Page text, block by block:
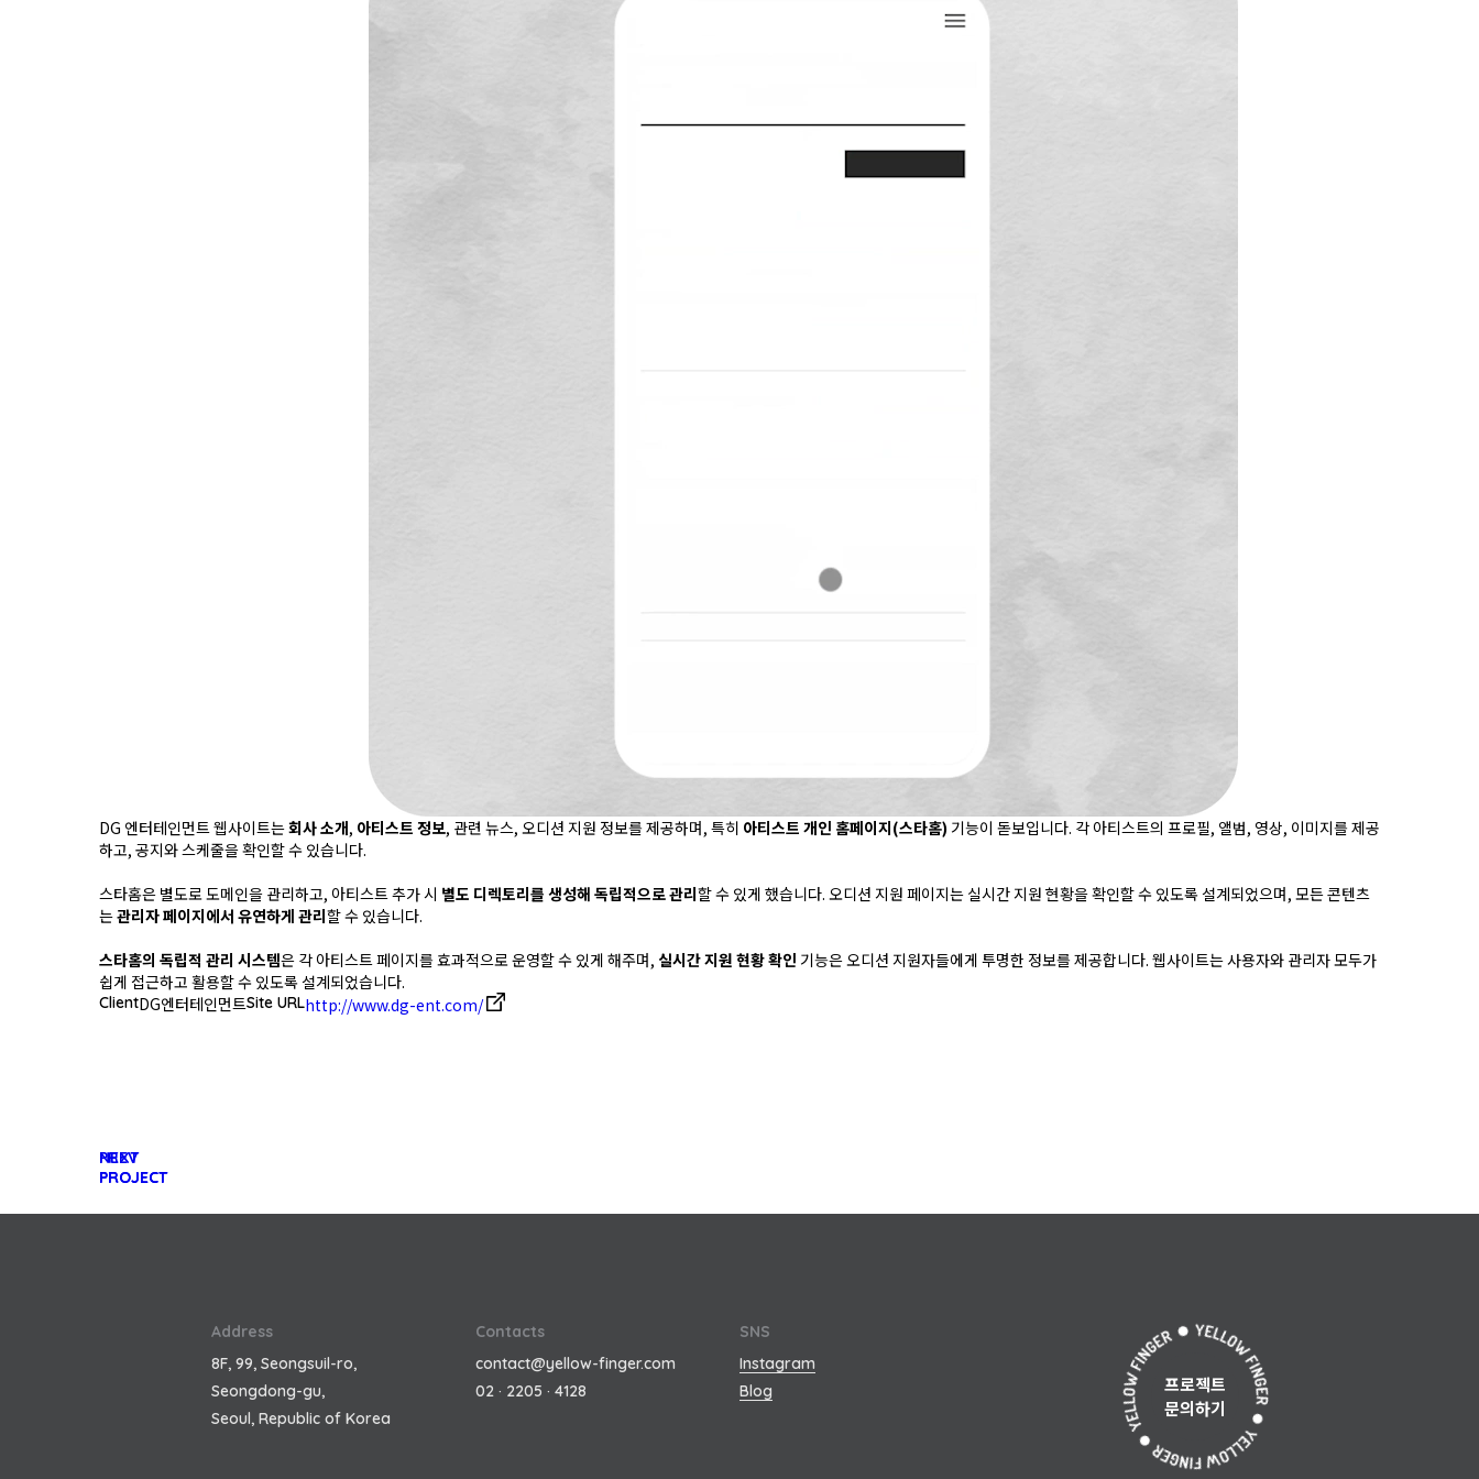
DG 엔터테인먼트 웹사이트는회사 소개, 아티스트 정보, 관련 뉴스, 오디션 지원 정보를 제공하며, 특히 아티스트 개인 홈페이지(스타홈) 기능이 돋보입니다. 각 아티스트의 프로필, 앨범, 영상, 이미지를 제공
하고, 공지와 스케줄을 확인할 수 있습니다.
스타홈은 별도로 도메인을 관리하고, 아티스트 추가 시 별도 디렉토리를 생성해 독립적으로 관리할 수 있게 했습니다. 오디션 지원 페이지는 실시간 지원 현황을 확인할 수 있도록 설계되었으며, 모든 콘텐츠
는관리자 페이지에서 유연하게 관리할 수 있습니다.
스타홈의 독립적 관리 시스템은 각 아티스트 페이지를 효과적으로 운영할 수 있게 해주며, 실시간 지원 현황 확인 기능은 오디션 지원자들에게 투명한 정보를 제공합니다. 웹사이트는 사용자와 관리자 모두가
쉽게 접근하고 활용할 수 있도록 설계되었습니다.
ClientDG엔터테인먼트Site URLhttp://www.dg-ent.com/
PREV
PROJECT
NEXT
PROJECT
Address
8F, 99, Seongsuil-ro,
Seongdong-gu,
Seoul, Republic of Korea
Contacts
contact@yellow-finger.com
02 · 2205 · 4128
SNS
Instagram
Blog
프로젝트
문의하기